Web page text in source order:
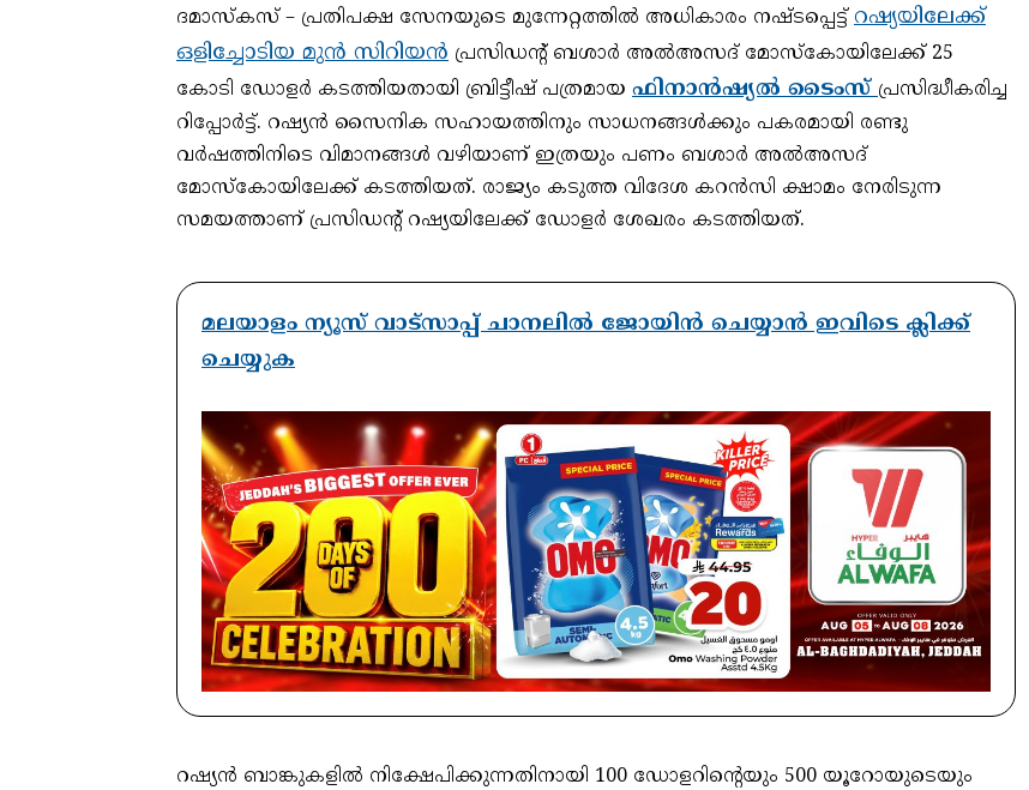
ദമാസ്‌കസ് – പ്രതിപക്ഷ സേനയുടെ മുന്നേറ്റത്തില്‍ അധികാരം നഷ്ടപ്പെട്ട് റഷ്യയിലേക്ക്
ഒളിച്ചോടിയ മുന്‍ സിറിയന്‍ പ്രസിഡന്റ് ബശാര്‍ അല്‍അസദ് മോസ്‌കോയിലേക്ക് 25
കോടി ഡോളര്‍ കടത്തിയതായി ബ്രിട്ടീഷ് പത്രമായ ഫിനാന്‍ഷ്യല്‍ ടൈംസ്പ്രസിദ്ധീകരിച്ച
റിപ്പോര്‍ട്ട്. റഷ്യന്‍ സൈനിക സഹായത്തിനും സാധനങ്ങള്‍ക്കും പകരമായി രണ്ടു
വര്‍ഷത്തിനിടെ വിമാനങ്ങള്‍ വഴിയാണ് ഇത്രയും പണം ബശാര്‍ അല്‍അസദ്
മോസ്‌കോയിലേക്ക് കടത്തിയത്. രാജ്യം കടുത്ത വിദേശ കറന്‍സി ക്ഷാമം നേരിടുന്ന
സമയത്താണ് പ്രസിഡന്റ് റഷ്യയിലേക്ക് ഡോളര്‍ ശേഖരം കടത്തിയത്.
മലയാളം ന്യൂസ് വാട്സാപ്പ് ചാനലിൽ ജോയിൻ ചെയ്യാൻ ഇവിടെ ക്ലിക്ക്
ചെയ്യുക
റഷ്യന്‍ ബാങ്കുകളില്‍ നിക്ഷേപിക്കുന്നതിനായി 100 ഡോളറിന്റെയും 500 യൂറോയുടെയും